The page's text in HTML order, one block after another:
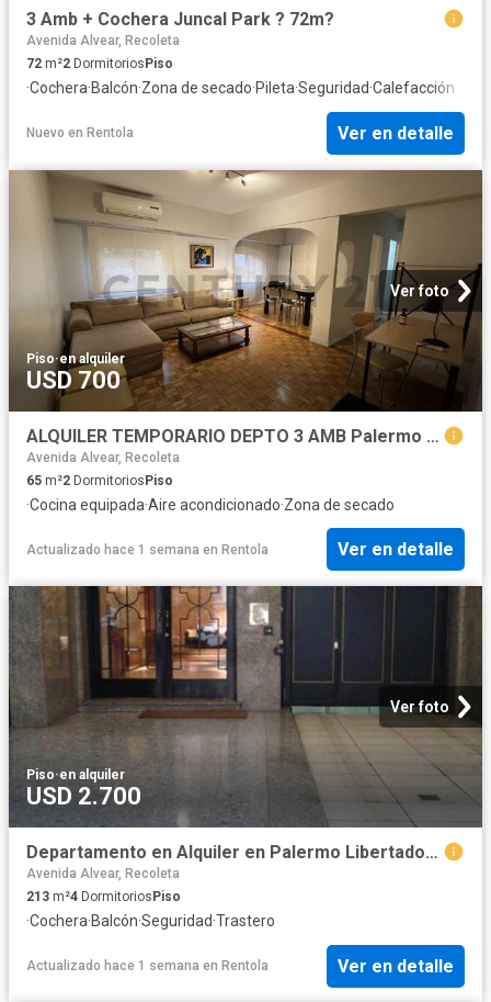
3 Amb + Cochera Juncal Park ? 72m?
Avenida Alvear, Recoleta
72 m²2 Dormitorios Piso
·Cochera·Balcón·Zona de secado·Pileta·Seguridad·Calefacción
Nuevo en Rentola Ver en detalle
Ver foto
Piso·en alquiler
USD 700
ALQUILER TEMPORARIO DEPTO 3 AMB Palermo Nuevo
Avenida Alvear, Recoleta
65 m²2 DormitoriosPiso
·Cocina equipada·Aire acondicionado·Zona de secado
Actualizado hace 1 semana en Rentola Ver en detalle
Ver foto
Piso·en alquiler
USD 2.700
Departamento en Alquiler en Palermo Libertador al 2400
Avenida Alvear, Recoleta
213 m²4 Dormitorios Piso
·Cochera·Balcón·Seguridad·Trastero
Actualizado hace 1 semana en Rentola Ver en detalle